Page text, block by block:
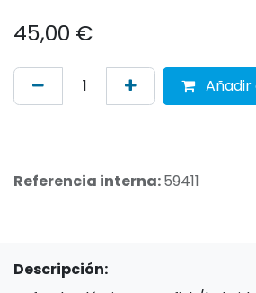
45,00 €
Referencia interna:59411
Descripción: